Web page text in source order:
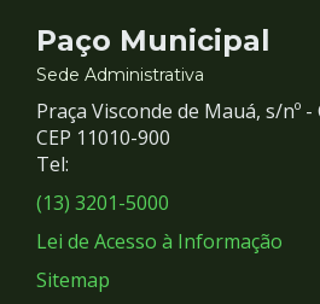
Contato
e
Redes
Sociais
Paço Municipal
Sede Administrativa
Praça Visconde de Mauá, s/nº
CEP 11010-900
Tel:
(13) 3201-5000
Lei de Acesso à Informação
Sitemap